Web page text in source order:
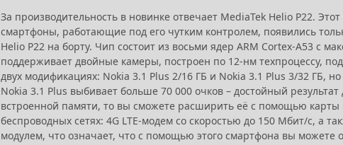
За производительность в новинке отвечает MediaTek Helio P22.
смартфоны, работающие под его чутким контролем, появились
Helio P22 на борту. Чип состоит из восьми ядер ARM Cortex-A53 с
поддерживает двойные камеры, построен по 12-нм техпроцессу,
двух модификациях: Nokia 3.1 Plus 2/16 ГБ и Nokia 3.1 Plus 3/32 ГБ,
Nokia 3.1 Plus выбивает больше 70 000 очков – достойный
встроенной памяти, то вы сможете расширить её с помощью
беспроводных сетях: 4G LTE-модем со скоростью до 150 Мбит/с, а
модулем, что означает, что с помощью этого смартфона вы можете